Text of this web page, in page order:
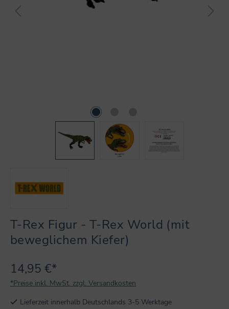
T-Rex Figur - T-Rex World (mit
beweglichem Kiefer)
14,95 €*
*Preise inkl. MwSt. zzgl. Versandkosten
Lieferzeit innerhalb Deutschlands 3-5 Werktage